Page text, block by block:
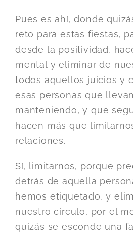
Pues es ahí, donde
reto para estas fiestas,
desde la positividad,
mental y eliminar de
todos aquellos juicios y
esas personas que
manteniendo, y que
hacen más que
relaciones.
Sí, limitarnos, porque
detrás de aquella
hemos etiquetado, y
nuestro círculo, por el
quizás se esconde una